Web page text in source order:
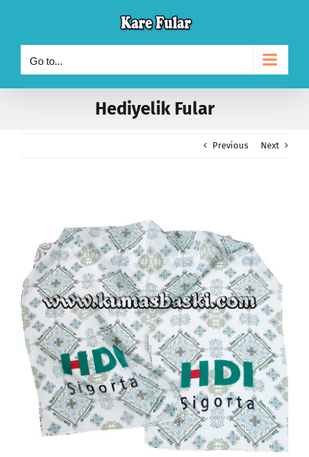
content
Go to...
Hediyelik Fular
Previous Next
Image